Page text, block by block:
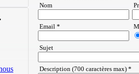
Nom
Email *
Sujet
Description (700 caractères max) *